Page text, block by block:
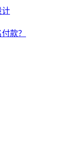
计
款？